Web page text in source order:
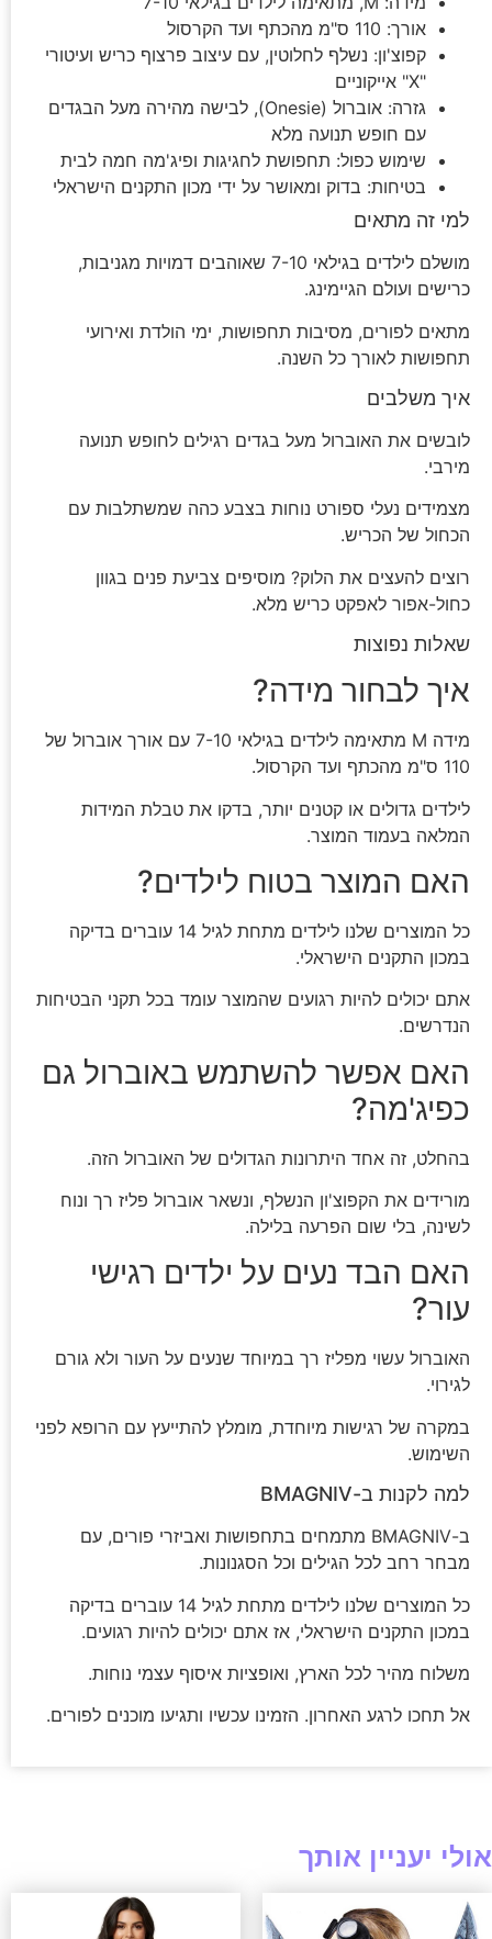
אורך: 110 ס"מ מהכתף ועד הקרסול
קפוצ'ון: נשלף לחלוטין, עם עיצוב פרצוף כריש ועיטורי
"X" אייקוניים
גזרה: אוברול (Onesie), לבישה מהירה מעל הבגדים
עם חופש תנועה מלא
שימוש כפול: תחפושת לחגיגות ופיג'מה חמה לבית
בטיחות: בדוק ומאושר על ידי מכון התקנים הישראלי
למי זה מתאים
מושלם לילדים בגילאי 7-10 שאוהבים דמויות מגניבות,
כרישים ועולם הגיימינג.
מתאים לפורים, מסיבות תחפושות, ימי הולדת ואירועי
תחפושות לאורך כל השנה.
איך משלבים
לובשים את האוברול מעל בגדים רגילים לחופש תנועה
מירבי.
מצמידים נעלי ספורט נוחות בצבע כהה שמשתלבות עם
הכחול של הכריש.
רוצים להעצים את הלוק? מוסיפים צביעת פנים בגוון
כחול-אפור לאפקט כריש מלא.
שאלות נפוצות
איך לבחור מידה?
מידה M מתאימה לילדים בגילאי 7-10 עם אורך אוברול של
110 ס"מ מהכתף ועד הקרסול.
לילדים גדולים או קטנים יותר, בדקו את טבלת המידות
המלאה בעמוד המוצר.
האם המוצר בטוח לילדים?
כל המוצרים שלנו לילדים מתחת לגיל 14 עוברים בדיקה
במכון התקנים הישראלי.
אתם יכולים להיות רגועים שהמוצר עומד בכל תקני הבטיחות
הנדרשים.
האם אפשר להשתמש באוברול גם
כפיג'מה?
בהחלט, זה אחד היתרונות הגדולים של האוברול הזה.
מורידים את הקפוצ'ון הנשלף, ונשאר אוברול פליז רך ונוח
לשינה, בלי שום הפרעה בלילה.
האם הבד נעים על ילדים רגישי
עור?
האוברול עשוי מפליז רך במיוחד שנעים על העור ולא גורם
לגירוי.
במקרה של רגישות מיוחדת, מומלץ להתייעץ עם הרופא לפני
השימוש.
למה לקנות ב-BMAGNIV
ב-BMAGNIV מתמחים בתחפושות ואביזרי פורים, עם
מבחר רחב לכל הגילים וכל הסגנונות.
כל המוצרים שלנו לילדים מתחת לגיל 14 עוברים בדיקה
במכון התקנים הישראלי, אז אתם יכולים להיות רגועים.
משלוח מהיר לכל הארץ, ואופציות איסוף עצמי נוחות.
אל תחכו לרגע האחרון. הזמינו עכשיו ותגיעו מוכנים לפורים.
אולי יעניין אותך